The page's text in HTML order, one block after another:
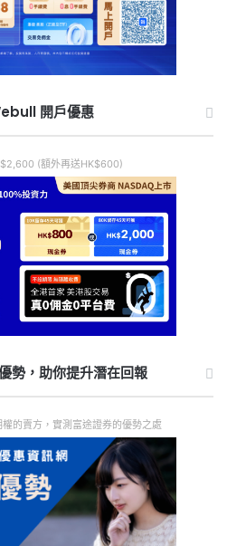
開戶優惠
(額外再送HK$600)
勢，助你提升潛在回報
的賣方，實測富途證券的優勢之處